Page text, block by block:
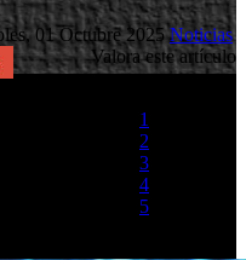
01 Octubre 2025Noticias
Valora este artículo
1
2
3
4
5